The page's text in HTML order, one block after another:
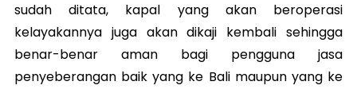
sudah ditata, kapal yang akan beroperasi
kelayakannya juga akan dikaji kembali sehingga
benar-benar aman bagi pengguna jasa
penyeberangan baik yang ke Bali maupun yang ke